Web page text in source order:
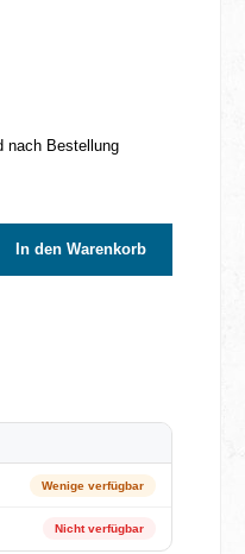
nach Bestellung
In den Warenkorb
Wenige verfügbar
Nicht verfügbar